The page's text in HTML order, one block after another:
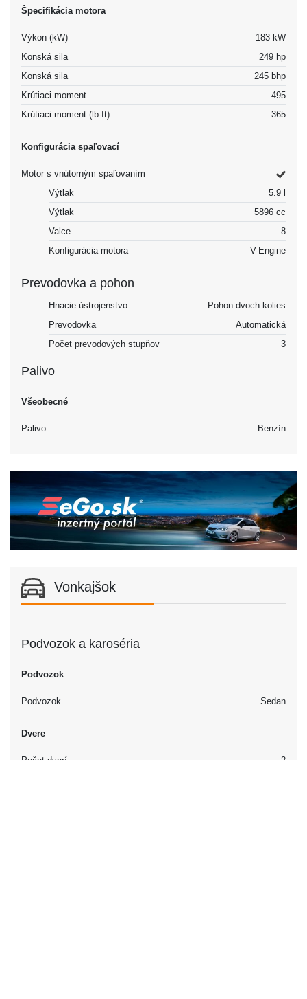
Špecifikácia motora
Výkon (kW)
183 kW
Konská sila
249 hp
Konská sila
245 bhp
Krútiaci moment
495
Krútiaci moment (lb-ft)
365
Konfigurácia spaľovací
Motor s vnútorným spaľovaním
Výtlak
5.9 l
Výtlak
5896 cc
Valce
8
Konfigurácia motora
V-Engine
Prevodovka a pohon
Hnacie ústrojenstvo
Pohon dvoch kolies
Prevodovka
Automatická
Počet prevodových stupňov
3
Palivo
Všeobecné
Palivo Benzín
Vonkajšok
Podvozok a karoséria
Podvozok
Podvozok Sedan
Dvere
Počet dverí 2